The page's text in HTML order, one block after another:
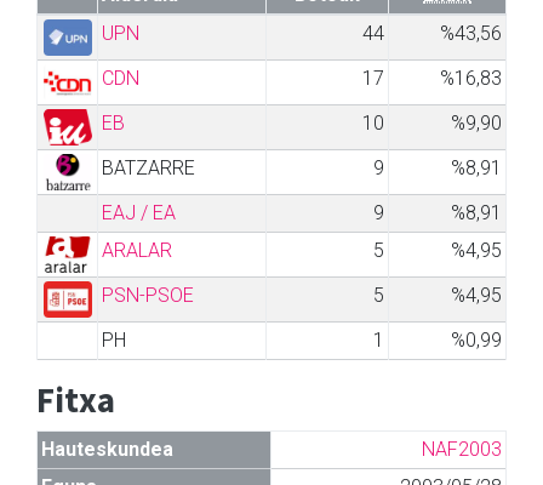
UPN
44
%43,56
CDN
17
%16,83
EB
10
%9,90
BATZARRE
9
%8,91
EAJ / EA
9
%8,91
ARALAR
5
%4,95
PSN-PSOE
5
%4,95
PH
1 %0,99
Fitxa
Hauteskundea
NAF2003